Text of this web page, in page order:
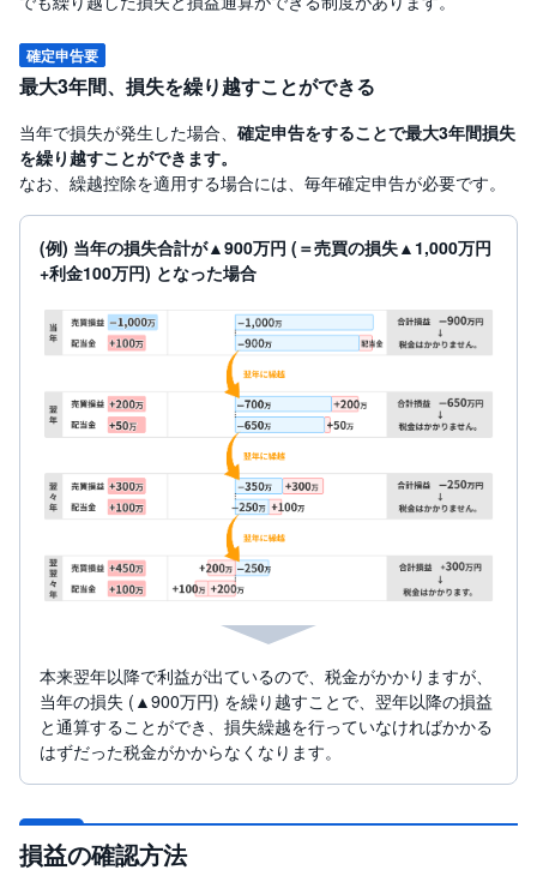
確定申告要
最大3年間、損失を繰り越すことができる
当年で損失が発生した場合、 確定申告をすることで最大3年間損失
を繰り越すことができます。
なお、繰越控除を適用する場合には、毎年確定申告が必要です。
(例) 当年の損失合計が▲900万円 (＝売買の損失▲1,000万円
+利金100万円) となった場合
本来翌年以降で利益が出ているので、税金がかかりますが、
当年の損失 (▲900万円) を繰り越すことで、翌年以降の損益
と通算することができ、損失繰越を行っていなければかかる
はずだった税金がかからなくなります。
損益の確認方法